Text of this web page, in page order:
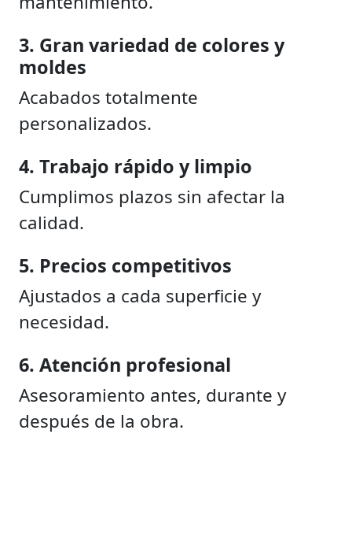
3. Gran variedad de colores y
moldes
Acabados totalmente
personalizados.
4. Trabajo rápido y limpio
Cumplimos plazos sin afectar la
calidad.
5. Precios competitivos
Ajustados a cada superficie y
necesidad.
6. Atención profesional
Asesoramiento antes, durante y
después de la obra.